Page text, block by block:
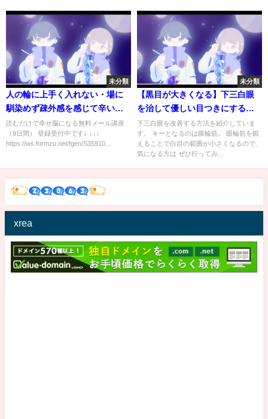
未分類
人の輪に上手く入れない・場に
馴染めず疎外感を感じて辛い方
へ【脳×マインド×潜在意識】ア
ダルトチルドレン・ＨＳＰ・う
つ 心理カウンセラー西村ゆか
読むだけで幸せ脳になる無料メール講座
（9日間） 登録受付中です♪ ↓↓↓
https://ws.formzu.net/fgen/S35910...
未分類
【黒目が大きくなる】下三白眼
を治して優しい目つきにする方
法！
下三白眼を改善する方法を紹介していま
す。 キーとなるのは眼輪筋。 眼輪筋を鍛
えることで白目の範囲が小さくなるので、
気になる方は ぜひ行ってみ...
xrea